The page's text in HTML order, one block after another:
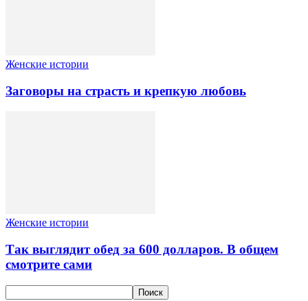
Женские истории
Заговоры на страсть и крепкую любовь
Женские истории
Так выглядит обед за 600 долларов. В общем
смотрите сами